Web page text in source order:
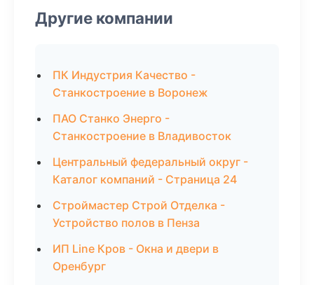
Другие компании
ПК Индустрия Качество -
Станкостроение в Воронеж
ПАО Станко Энерго -
Станкостроение в Владивосток
Центральный федеральный округ -
Каталог компаний - Страница 24
Строймастер Строй Отделка -
Устройство полов в Пенза
ИП Line Кров - Окна и двери в
Оренбург